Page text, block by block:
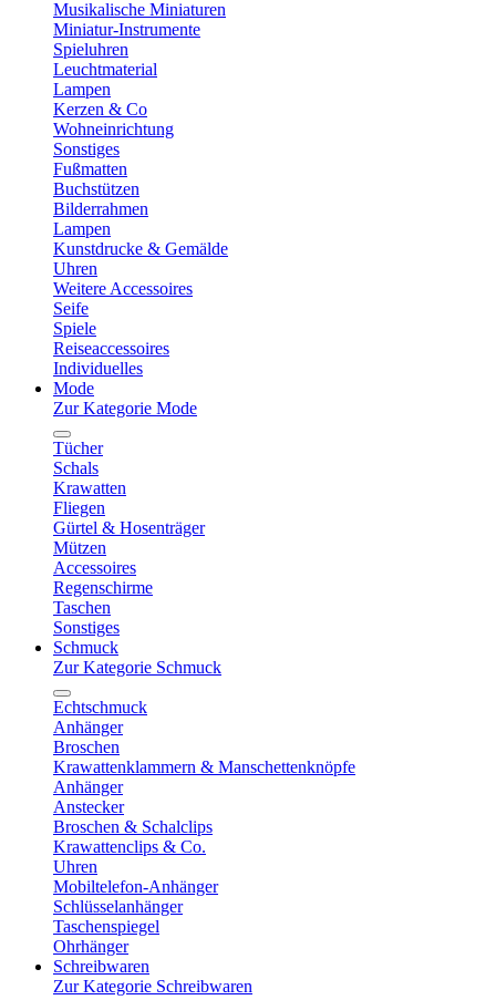
Musikalische Miniaturen
Miniatur-Instrumente
Spieluhren
Leuchtmaterial
Lampen
Kerzen & Co
Wohneinrichtung
Sonstiges
Fußmatten
Buchstützen
Bilderrahmen
Lampen
Kunstdrucke & Gemälde
Uhren
Weitere Accessoires
Seife
Spiele
Reiseaccessoires
Individuelles
Mode
Zur Kategorie Mode
Tücher
Schals
Krawatten
Fliegen
Gürtel & Hosenträger
Mützen
Accessoires
Regenschirme
Taschen
Sonstiges
Schmuck
Zur Kategorie Schmuck
Echtschmuck
Anhänger
Broschen
Krawattenklammern & Manschettenknöpfe
Anhänger
Anstecker
Broschen & Schalclips
Krawattenclips & Co.
Uhren
Mobiltelefon-Anhänger
Schlüsselanhänger
Taschenspiegel
Ohrhänger
Schreibwaren
Zur Kategorie Schreibwaren